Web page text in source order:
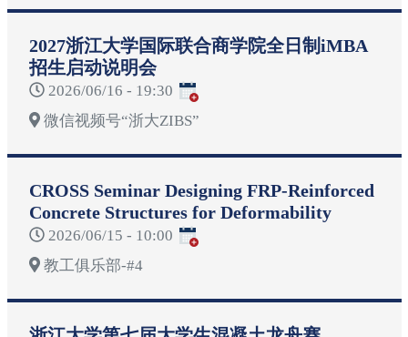
2027浙江大学国际联合商学院全日制iMBA
招生启动说明会
2026/06/16 - 19:30
微信视频号“浙大ZIBS”
CROSS Seminar Designing FRP-Reinforced
Concrete Structures for Deformability
2026/06/15 - 10:00
教工俱乐部-#4